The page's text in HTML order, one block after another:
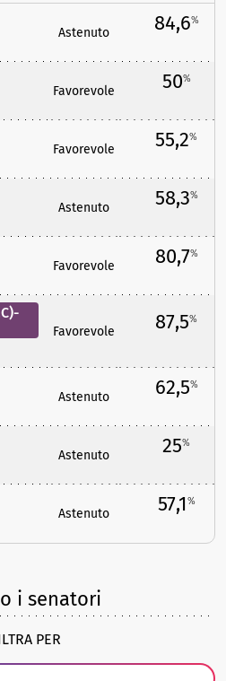
Astenuto 84,6%
Favorevole 50%
Favorevole 55,2%
Astenuto 58,3%
Favorevole 80,7%
Favorevole 87,5%
Astenuto 62,5%
Astenuto 25%
Astenuto 57,1%
i senatori
PER